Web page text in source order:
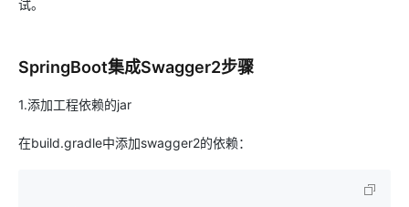
试。
SpringBoot集成Swagger2步骤
1.添加工程依赖的jar
在build.gradle中添加swagger2的依赖：